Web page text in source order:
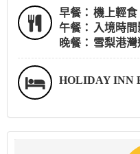
早餐： 機上輕食
午餐： 入境時
晚餐： 雪梨港
HOLIDAY INN